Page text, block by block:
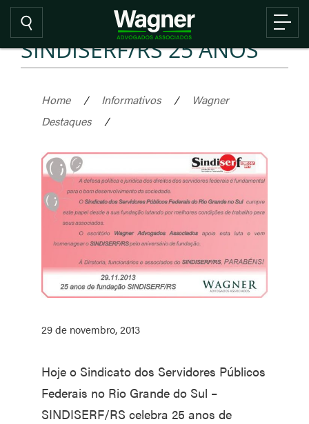
SINDISERF/RS 25 ANOS
Home / Informativos /
Wagner
Destaques
/
29 de novembro, 2013
Hoje o Sindicato dos Servidores Públicos
Federais no Rio Grande do Sul –
SINDISERF/RS celebra 25 anos de